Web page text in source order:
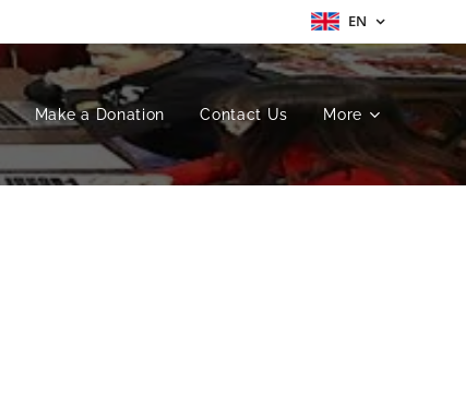
EN
Make a Donation Contact Us More